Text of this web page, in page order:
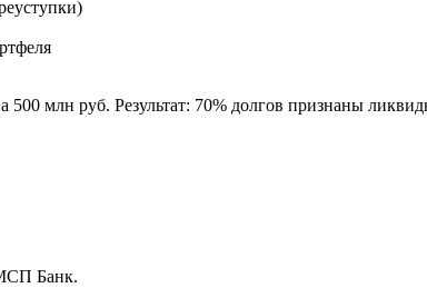
млн руб. Результат: 70% долгов признаны
Банк.